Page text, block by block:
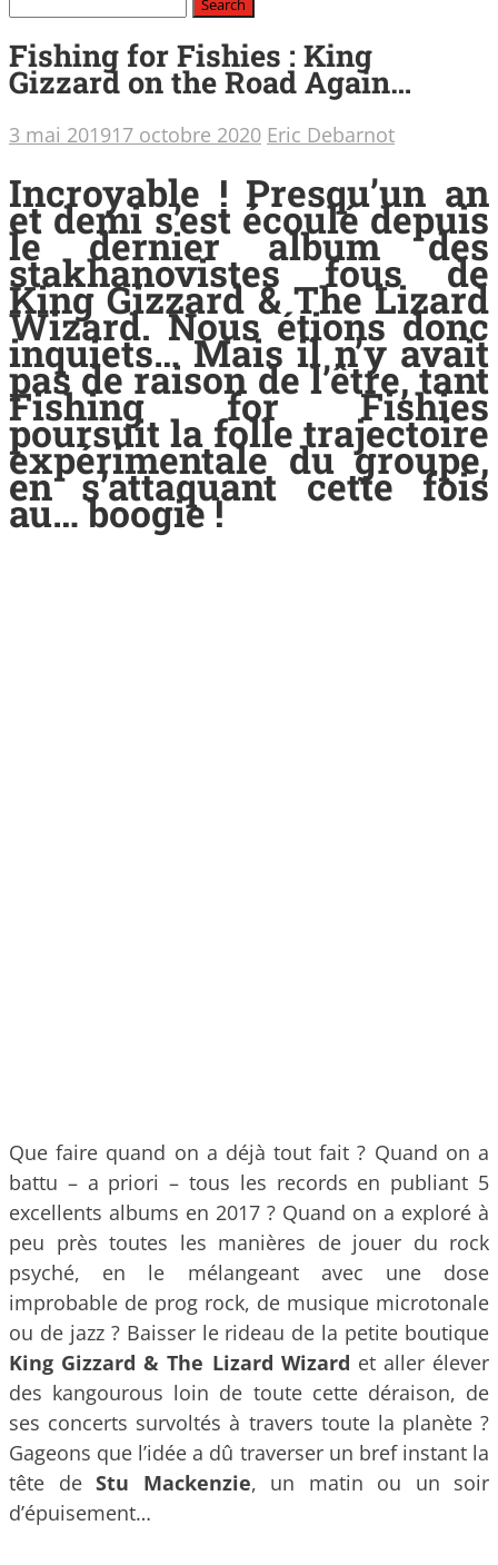
Fishing for Fishies : King
Gizzard on the Road Again…
3 mai 201917 octobre 2020 Eric Debarnot
Incroyable ! Presqu’un an
et demi s’est écoulé depuis
le dernier album des
stakhanovistes fous de
King Gizzard & The Lizard
Wizard. Nous étions donc
inquiets… Mais il n’y avait
pas de raison de l’être, tant
Fishing for Fishies
poursuit la folle trajectoire
expérimentale du groupe,
en s’attaquant cette fois
au… boogie !
Que faire quand on a déjà tout fait ? Quand on a
battu – a priori – tous les records en publiant 5
excellents albums en 2017 ? Quand on a exploré à
peu près toutes les manières de jouer du rock
psyché, en le mélangeant avec une dose
improbable de prog rock, de musique microtonale
ou de jazz ? Baisser le rideau de la petite boutique
King Gizzard & The Lizard Wizard et aller élever
des kangourous loin de toute cette déraison, de
ses concerts survoltés à travers toute la planète ?
Gageons que l’idée a dû traverser un bref instant la
tête de Stu Mackenzie, un matin ou un soir
d’épuisement…